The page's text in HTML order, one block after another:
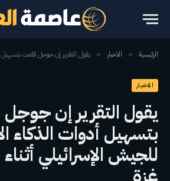
الرئيسية » الاخبار » يقول التقرير إن جوجل قامت بتسهيل أدوات الذكاء
الاخبار
يقول التقرير إن
بتسهيل أدوات الذكاء
للجيش الإسرائيلي